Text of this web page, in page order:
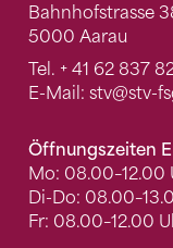
Bahnhofstrasse
5000 Aarau
Tel. + 41 62 837
E-Mail: stv@stv-
Öffnungszeiten
Mo: 08.00–12.00
Di-Do:
Fr: 08.00–12.00